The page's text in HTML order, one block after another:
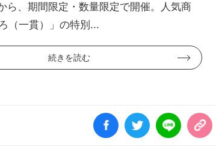
ら、期間限定・数量限定で開催。人気商
（一貫）」の特別...
続きを読む